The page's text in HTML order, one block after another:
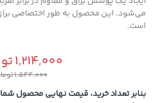
می‌شود. این محصول به طور اختصاصی
است.
1,214,000
1,544,000
بنابر تعداد خرید، قیمت نهایی محصول